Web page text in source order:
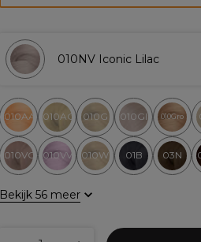
010NV Iconic Lilac
010AA 010AG 010G 010GI 010Gro
010VG 010VV 010WG 01B 03N
Bekijk 56 meer